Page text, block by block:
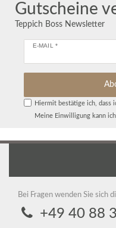
Gutscheine
Teppich Boss Newsletter
E-MAIL *
Hiermit bestätige ich, dass
Meine Einwilligung kann
Bei Fragen wenden Sie sich
+49 40 88